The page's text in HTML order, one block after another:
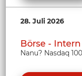
28. Juli 2026
Börse - Intern
Nanu? Nasdaq